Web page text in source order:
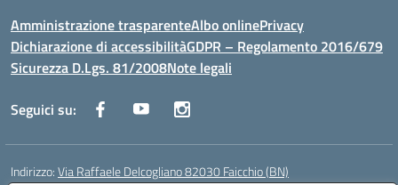
Amministrazione trasparenteAlbo onlinePrivacy
Dichiarazione di accessibilitàGDPR – Regolamento 2016/679
Sicurezza D.Lgs. 81/2008Note legali
Seguici su:
Indirizzo:Via Raffaele Delcogliano 82030 Faicchio (BN)